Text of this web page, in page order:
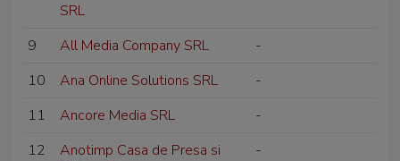
SRL
9 All Media Company SRL
-
10
Ana Online Solutions SRL
-
11
Ancore Media SRL
-
12
Anotimp Casa de Presa si
-